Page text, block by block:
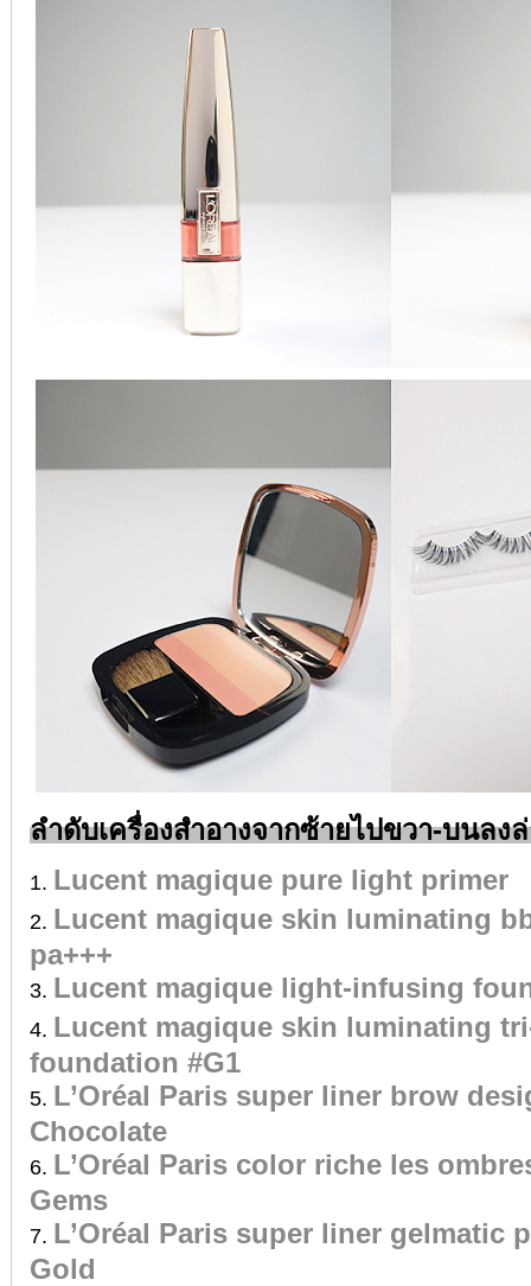
ลำดับเครื่องสำอางจากซ้ายไปขวา-บนลง
Lucent magique pure light primer
Lucent magique skin luminating
pa+++
Lucent magique light-infusing
Lucent magique skin luminating
foundation #G1
L’Oréal Paris super liner brow
Chocolate
L’Oréal Paris color riche les
Gems
L’Oréal Paris super liner gelmatic
Gold